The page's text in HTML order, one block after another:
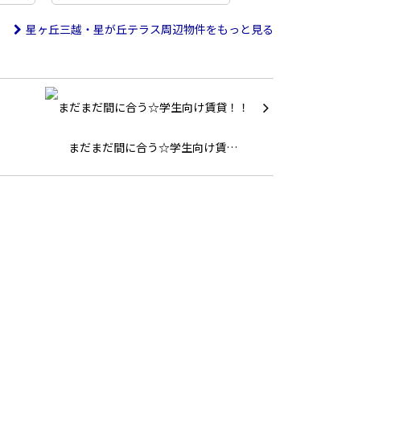
星ヶ丘三越・星が丘テラス周辺物件をもっと見る
まだまだ間に合う☆学生向け賃…